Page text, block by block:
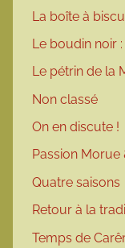
La boîte à
Le boudin noir
Le pétrin de la
Non classé
On en discute !
Passion
Quatre saisons
Retour à la
Temps de